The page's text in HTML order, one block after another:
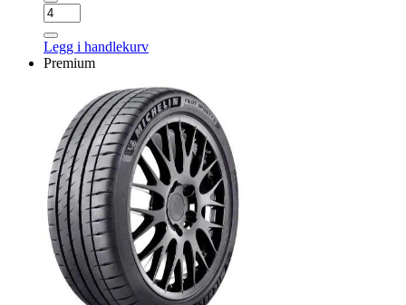
NEXEN
N
FERA
SPORT
Legg i handlekurv
Premium